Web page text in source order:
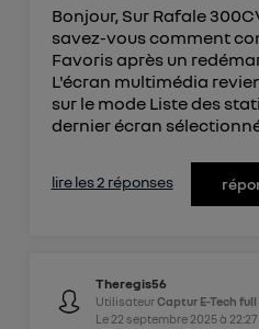
Bonjour, Sur Rafale
savez-vous comment
Favoris après un
L'écran multimédia
sur le mode Liste des
dernier écran
lire les 2 réponses
Theregis56
UtilisateurCaptur E-Tech full
Le 22 septembre 2025à 22:27